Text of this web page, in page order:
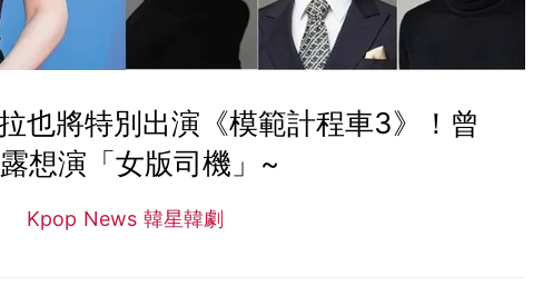
也將特別出演《模範計程車3》！曾
想演「女版司機」~
Kpop News 韓星韓劇